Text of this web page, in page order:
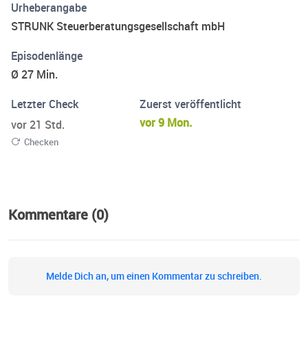
Urheberangabe
STRUNK Steuerberatungsgesellschaft mbH
Episodenlänge
Ø 27 Min.
Letzter Check
vor 21 Std.
Checken
Zuerst veröffentlicht
vor 9 Mon.
Kommentare (0)
Melde Dich an, um einen Kommentar zu schreiben.